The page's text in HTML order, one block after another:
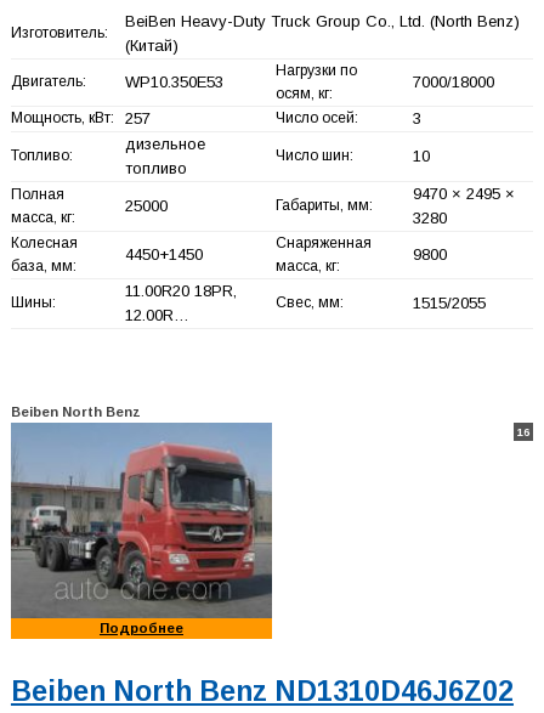
Изготовитель:
BeiBen Heavy-Duty Truck Group Co., Ltd. (North Benz)
(Китай)
Двигатель: WP10.350E53
Нагрузки по
осям, кг:
7000/18000
Мощность, кВт: 257 Число осей: 3
Топливо:
дизельное
топливо
Число шин: 10
Полная
масса, кг:
25000 Габариты, мм:
9470 × 2495 ×
3280
Колесная
база, мм:
4450+1450
Снаряженная
масса, кг:
9800
Шины:
11.00R20 18PR,
12.00R…
Свес, мм: 1515/2055
Beiben North Benz
16
Подробнее
Beiben North Benz ND1310D46J6Z02